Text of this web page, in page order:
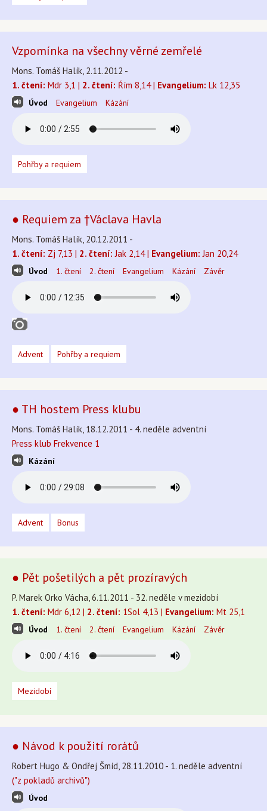
Vzpomínka na všechny věrné zemřelé
Mons. Tomáš Halík, 2.11.2012 -
1. čtení: Mdr 3,1 | 2. čtení: Ŕím 8,14 | Evangelium: Lk 12,35
Úvod Evangelium Kázání
Pohřby a requiem
● Requiem za †Václava Havla
Mons. Tomáš Halík, 20.12.2011 -
1. čtení: Zj 7,13 | 2. čtení: Jak 2,14 | Evangelium: Jan 20,24
Úvod 1. čtení 2. čtení Evangelium Kázání Závěr
Advent Pohřby a requiem
● TH hostem Press klubu
Mons. Tomáš Halík, 18.12.2011 - 4. neděle adventní
Press klub Frekvence 1
Kázání
Advent Bonus
● Pět pošetilých a pět prozíravých
P. Marek Orko Vácha, 6.11.2011 - 32. neděle v mezidobí
1. čtení: Mdr 6,12 | 2. čtení: 1Sol 4,13 | Evangelium: Mt 25,1
Úvod 1. čtení 2. čtení Evangelium Kázání Závěr
Mezidobí
● Návod k použití rorátů
Robert Hugo & Ondřej Šmíd, 28.11.2010 - 1. neděle adventní
("z pokladů archivů")
Úvod